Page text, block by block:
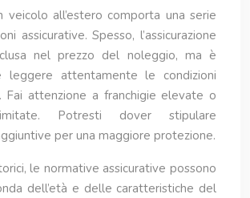
veicolo all’estero comporta una serie
assicurative. Spesso, l’assicurazione
nel prezzo del noleggio, ma è
leggere attentamente le condizioni
Fai attenzione a franchigie elevate o
Potresti dover stipulare
per una maggiore protezione.
le normative assicurative possono
dell’età e delle caratteristiche del